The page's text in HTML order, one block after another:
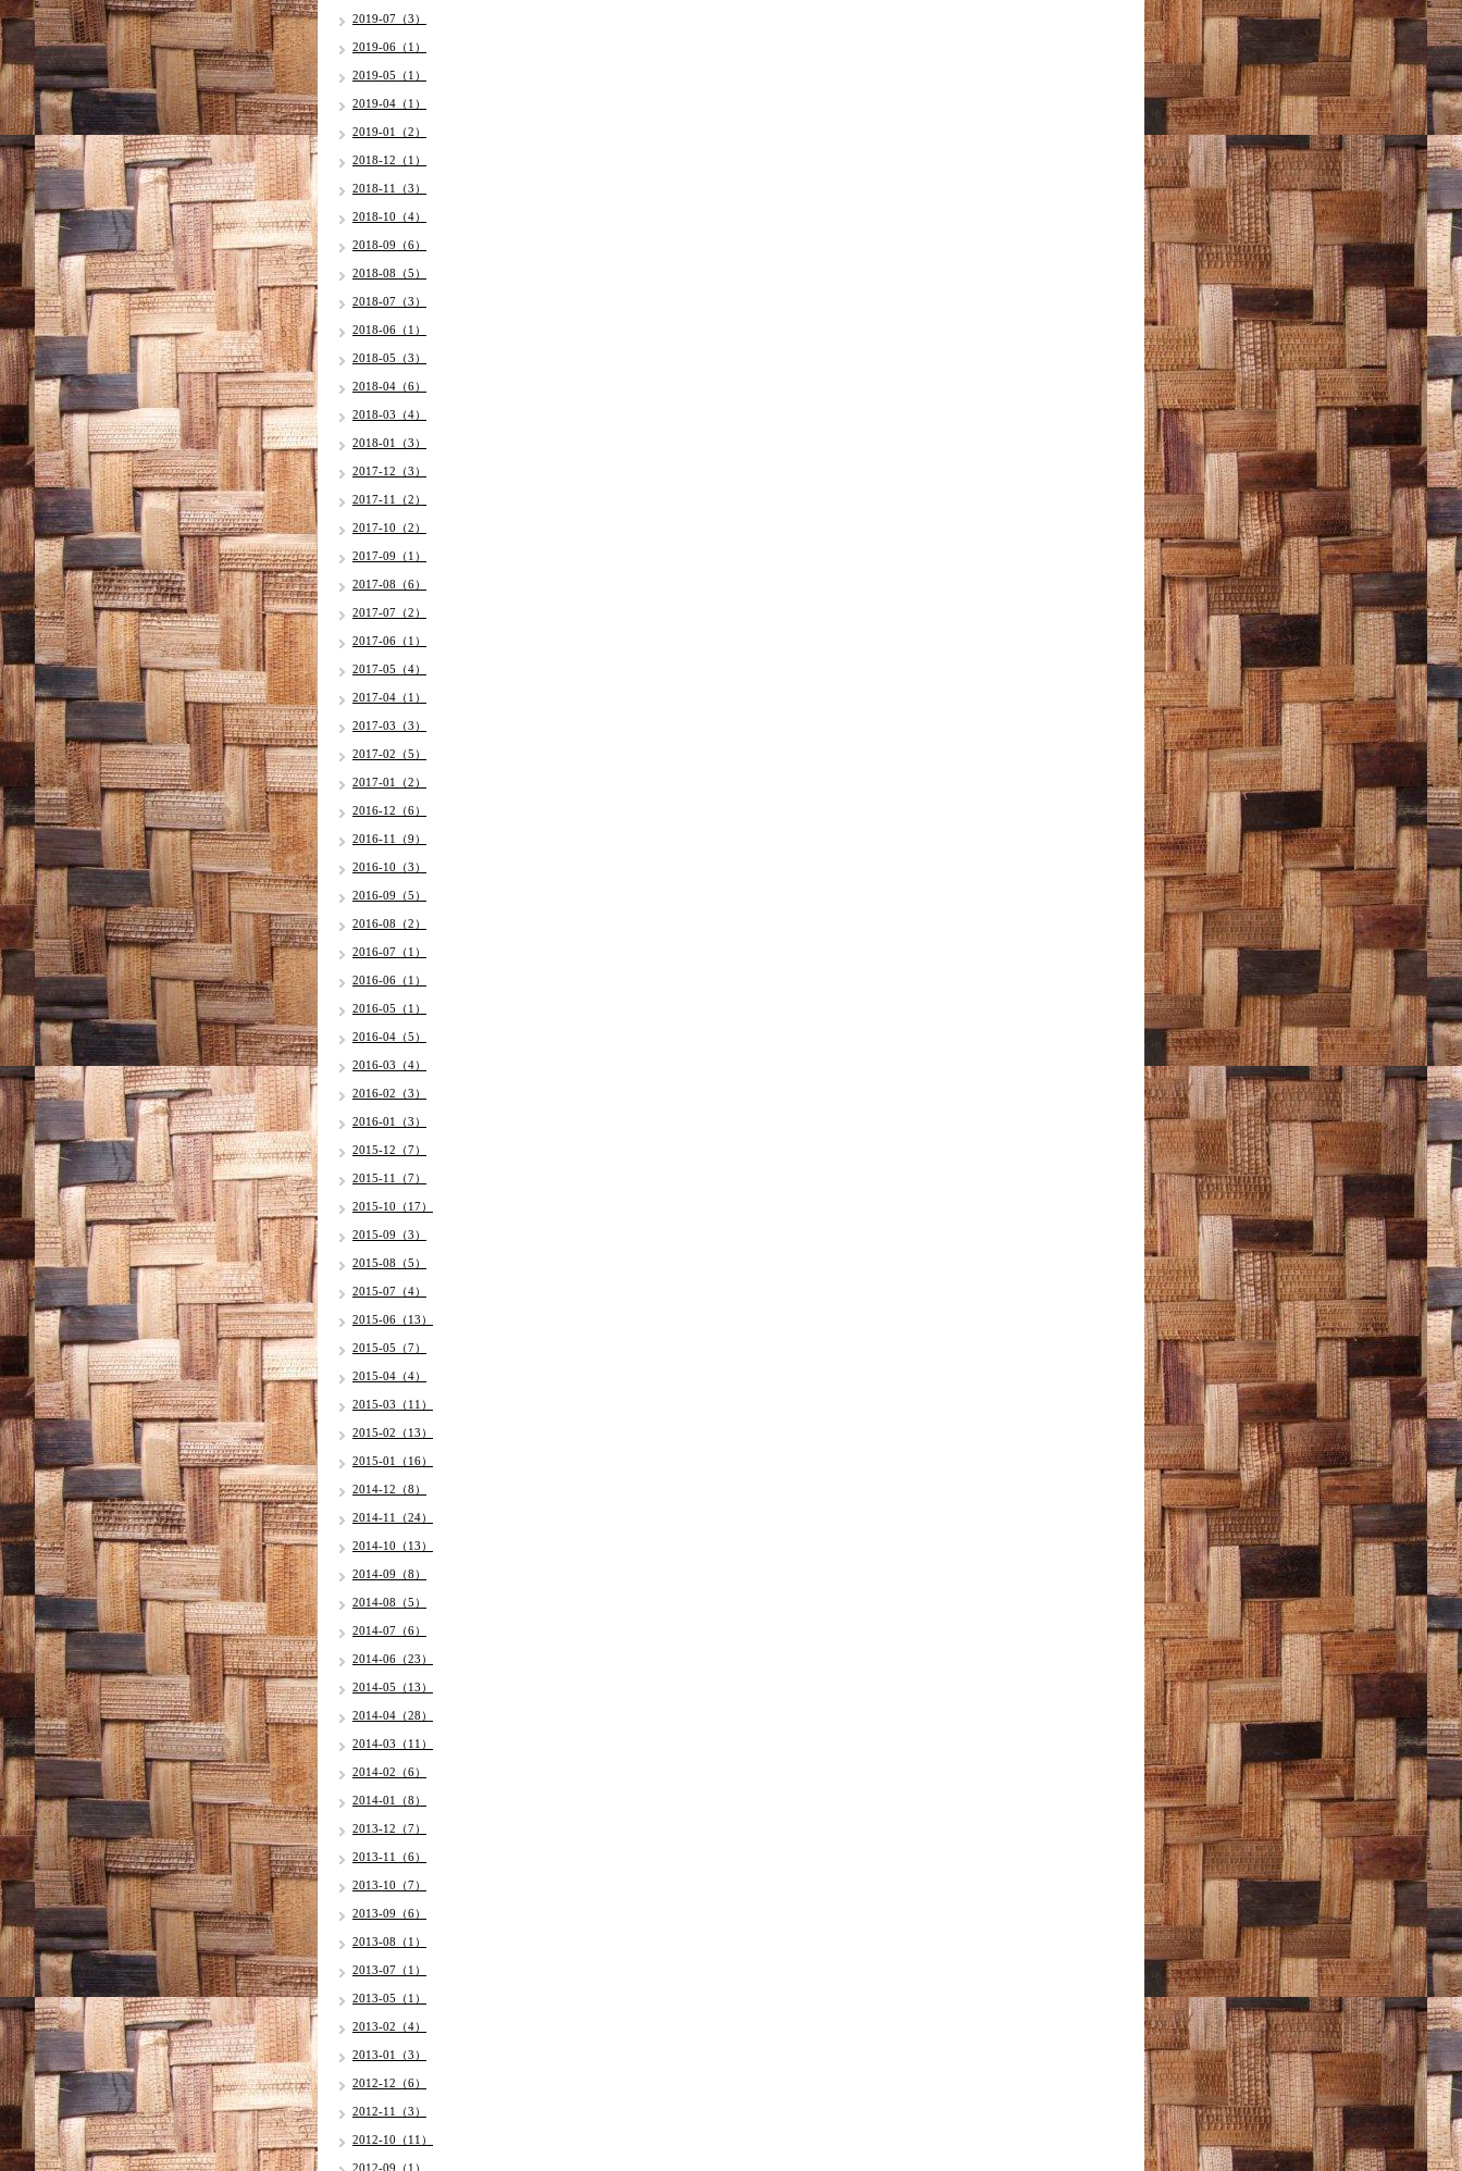
2019-07（3）
2019-06（1）
2019-05（1）
2019-04（1）
2019-01（2）
2018-12（1）
2018-11（3）
2018-10（4）
2018-09（6）
2018-08（5）
2018-07（3）
2018-06（1）
2018-05（3）
2018-04（6）
2018-03（4）
2018-01（3）
2017-12（3）
2017-11（2）
2017-10（2）
2017-09（1）
2017-08（6）
2017-07（2）
2017-06（1）
2017-05（4）
2017-04（1）
2017-03（3）
2017-02（5）
2017-01（2）
2016-12（6）
2016-11（9）
2016-10（3）
2016-09（5）
2016-08（2）
2016-07（1）
2016-06（1）
2016-05（1）
2016-04（5）
2016-03（4）
2016-02（3）
2016-01（3）
2015-12（7）
2015-11（7）
2015-10（17）
2015-09（3）
2015-08（5）
2015-07（4）
2015-06（13）
2015-05（7）
2015-04（4）
2015-03（11）
2015-02（13）
2015-01（16）
2014-12（8）
2014-11（24）
2014-10（13）
2014-09（8）
2014-08（5）
2014-07（6）
2014-06（23）
2014-05（13）
2014-04（28）
2014-03（11）
2014-02（6）
2014-01（8）
2013-12（7）
2013-11（6）
2013-10（7）
2013-09（6）
2013-08（1）
2013-07（1）
2013-05（1）
2013-02（4）
2013-01（3）
2012-12（6）
2012-11（3）
2012-10（11）
2012-09（1）